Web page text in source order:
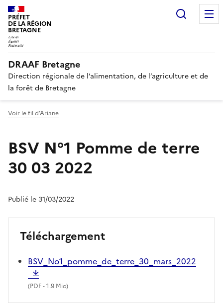
PRÉFET
DE LA RÉGION
BRETAGNE
DRAAF Bretagne
Direction régionale de l’alimentation, de l’agriculture et de
la forêt de Bretagne
Voir le fil d'Ariane
BSV N°1 Pomme de terre
30 03 2022
Publié le 31/03/2022
Téléchargement
BSV_No1_pomme_de_terre_30_mars_2022
(PDF- 1.9 Mio)